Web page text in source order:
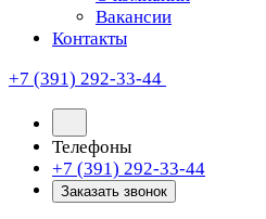
Вакансии
Контакты
+7 (391) 292-33-44
Телефоны
+7 (391) 292-33-44
Заказать звонок